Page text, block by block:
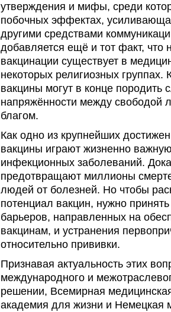
утверждения и мифы, среди
побочных эффектах,
другими средствами
добавляется ещё и тот факт, что
вакцинации существует в
некоторых религиозных группах.
вакцины могут в конце породить
напряжённости между свободой
благом.
Как одно из крупнейших
вакцины играют жизненно
инфекционных заболеваний.
предотвращают миллионы
людей от болезней. Но чтобы
потенциал вакцин, нужно
барьеров, направленных на
вакцинам, и устранения
относительно прививки.
Признавая актуальность этих
международного и
решении, Всемирная
академия для жизни и Немецкая